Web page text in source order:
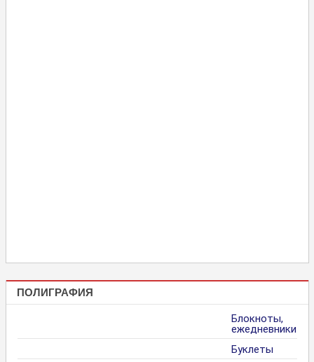
ПОЛИГРАФИЯ
Блокноты,
ежедневники
Буклеты